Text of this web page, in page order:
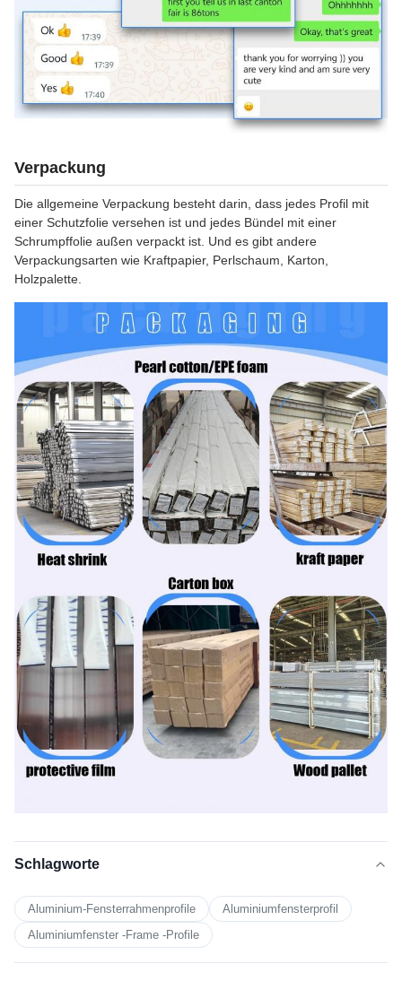
Verpackung
Die allgemeine Verpackung besteht darin, dass jedes Profil mit
einer Schutzfolie versehen ist und jedes Bündel mit einer
Schrumpffolie außen verpackt ist. Und es gibt andere
Verpackungsarten wie Kraftpapier, Perlschaum, Karton,
Holzpalette.
Schlagworte
Aluminium-Fensterrahmenprofile
Aluminiumfensterprofil
Aluminiumfenster -Frame -Profile